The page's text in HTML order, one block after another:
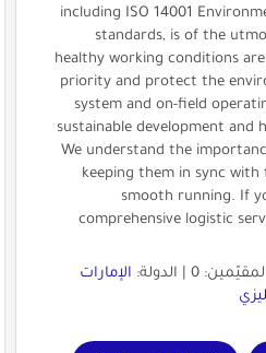
including ISO 14001
standards, is of the
healthy working conditions
priority and protect the
system and on-field
sustainable development and
We understand the
keeping them in sync
smooth running. If
comprehensive logistic
الإمارات